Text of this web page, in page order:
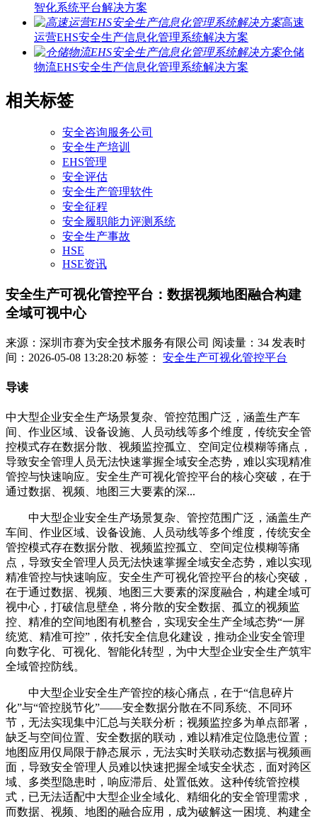
智化系统平台解决方案
高速
运营EHS安全生产信息化管理系统解决方案
仓储
物流EHS安全生产信息化管理系统解决方案
相关标签
安全咨询服务公司
安全生产培训
EHS管理
安全评估
安全生产管理软件
安全征程
安全履职能力评测系统
安全生产事故
HSE
HSE资讯
安全生产可视化管控平台：数据视频地图融合构建
全域可视中心
来源：深圳市赛为安全技术服务有限公司 阅读量：34 发表时
间：2026-05-08 13:28:20 标签： 安全生产可视化管控平台
导读
中大型企业安全生产场景复杂、管控范围广泛，涵盖生产车
间、作业区域、设备设施、人员动线等多个维度，传统安全管
控模式存在数据分散、视频监控孤立、空间定位模糊等痛点，
导致安全管理人员无法快速掌握全域安全态势，难以实现精准
管控与快速响应。安全生产可视化管控平台的核心突破，在于
通过数据、视频、地图三大要素的深...
中大型企业安全生产场景复杂、管控范围广泛，涵盖生产
车间、作业区域、设备设施、人员动线等多个维度，传统安全
管控模式存在数据分散、视频监控孤立、空间定位模糊等痛
点，导致安全管理人员无法快速掌握全域安全态势，难以实现
精准管控与快速响应。安全生产可视化管控平台的核心突破，
在于通过数据、视频、地图三大要素的深度融合，构建全域可
视中心，打破信息壁垒，将分散的安全数据、孤立的视频监
控、精准的空间地图有机整合，实现安全生产全域态势“一屏
统览、精准可控”，依托安全信息化建设，推动企业安全管理
向数字化、可视化、智能化转型，为中大型企业安全生产筑牢
全域管控防线。
中大型企业安全生产管控的核心痛点，在于“信息碎片
化”与“管控脱节化”——安全数据分散在不同系统、不同环
节，无法实现集中汇总与关联分析；视频监控多为单点部署，
缺乏与空间位置、安全数据的联动，难以精准定位隐患位置；
地图应用仅局限于静态展示，无法实时关联动态数据与视频画
面，导致安全管理人员难以快速把握全域安全状态，面对跨区
域、多类型隐患时，响应滞后、处置低效。这种传统管控模
式，已无法适配中大型企业全域化、精细化的安全管理需求，
而数据、视频、地图的融合应用，成为破解这一困境、构建全